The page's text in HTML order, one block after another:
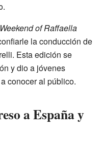
Weekend of Raffaella
la conducción de
Esta edición se
y dio a jóvenes
conocer al público.
a España y